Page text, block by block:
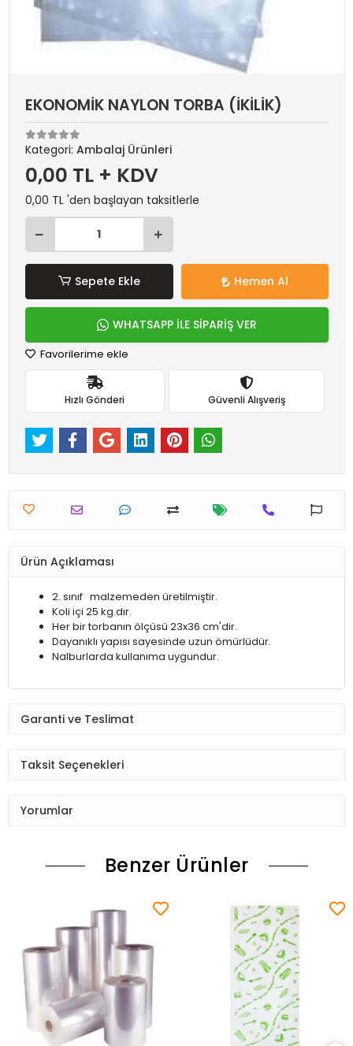
EKONOMİK NAYLON TORBA (İKİLİK)
Kategori: Ambalaj Ürünleri
0,00 TL + KDV
0,00 TL 'den başlayan taksitlerle
Sepete Ekle Hemen Al
WHATSAPP İLE SİPARİŞ VER
Favorilerime ekle
Hızlı Gönderi Güvenli Alışveriş
Ürün Açıklaması
2. sınıf malzemeden üretilmiştir.
Koli içi 25 kg.dır.
Her bir torbanın ölçüsü 23x36 cm'dir.
Dayanıklı yapısı sayesinde uzun ömürlüdür.
Nalburlarda kullanıma uygundur.
Garanti ve Teslimat
Taksit Seçenekleri
Yorumlar
Benzer Ürünler